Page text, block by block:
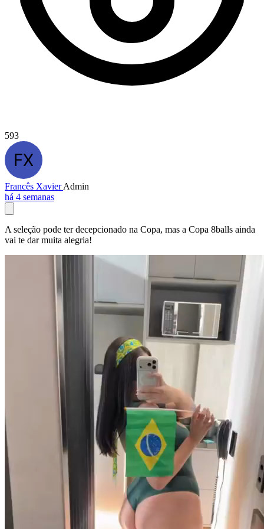
593
Francês XavierAdmin
há 4 semanas
A seleção pode ter decepcionado na Copa, mas a Copa 8balls ainda
vai te dar muita alegria!